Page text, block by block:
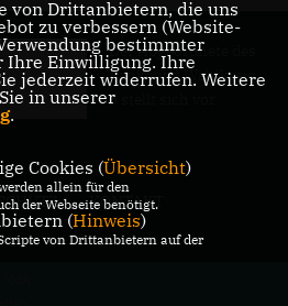
Der Abgeordnete des
Pankower Wahlkreis
6 stellt sich vor.
KONTAKT
von Drittanbietern, die uns
zu verbessern (Website-
bestimmter
Ihre Einwilligung. Ihre
jederzeit widerrufen. Weitere
in unserer
.
Cookies (Übersicht)
allein für den
der Webseite benötigt.
(Hinweis)
von Drittanbietern auf der